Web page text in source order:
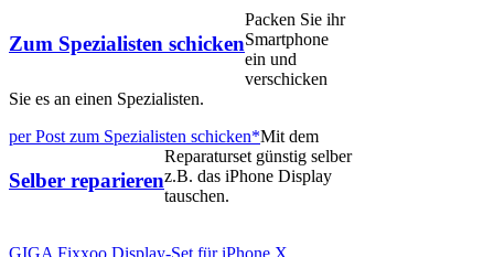
Zum Spezialisten schicken
Packen Sie ihr
Smartphone
ein und
verschicken
Sie es an einen Spezialisten.
per Post zum Spezialisten schicken*
Selber reparieren
Mit dem
Reparaturset günstig selber
z.B. das iPhone Display
tauschen.
GIGA Fixxoo Display-Set für iPhone X